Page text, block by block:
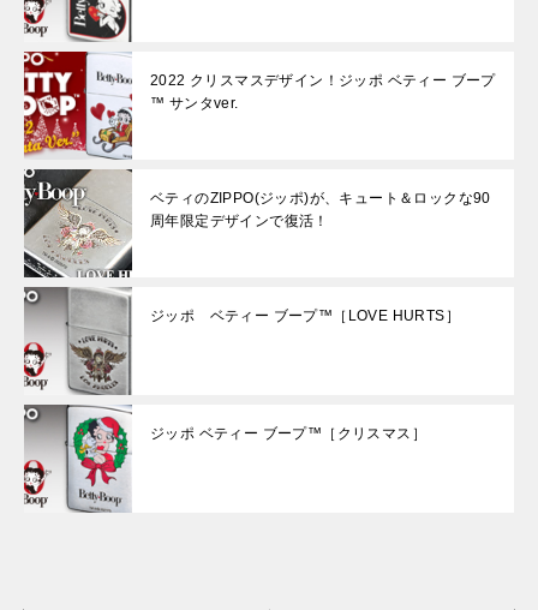
2022 クリスマスデザイン！ジッポ ベティー ブープ
™ サンタver.
ベティのZIPPO(ジッポ)が、キュート＆ロックな90
周年限定デザインで復活！
ジッポ ベティー ブープ™［LOVE HURTS］
ジッポ ベティー ブープ™［クリスマス］